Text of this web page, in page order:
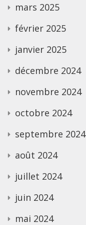
mars 2025
février 2025
janvier 2025
décembre 2024
novembre 2024
octobre 2024
septembre 2024
août 2024
juillet 2024
juin 2024
mai 2024